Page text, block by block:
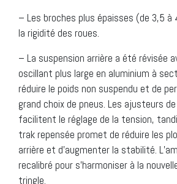
– Les broches plus épaisses (de 3,5
la rigidité des roues.
– La suspension arrière a été révisée
oscillant plus large en aluminium à
réduire le poids non suspendu et de
grand choix de pneus. Les ajusteurs
facilitent le réglage de la tension,
trak repensée promet de réduire les
arrière et d’augmenter la stabilité.
recalibré pour s’harmoniser à la
tringle.